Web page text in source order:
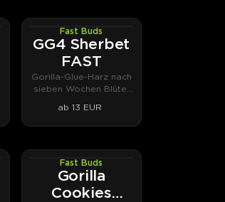
PHOTOFEM
Fast Buds
GG4 Sherbet
FAST
Gorilla-Glue-Harz nach
sieben Wochen Blüte,
ab 13 EUR
PHOTOFEM
Fast Buds
Gorilla
Cookies